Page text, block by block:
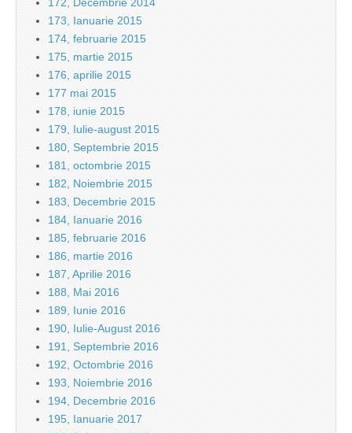
172, Decembrie 2014
173, Ianuarie 2015
174, februarie 2015
175, martie 2015
176, aprilie 2015
177 mai 2015
178, iunie 2015
179, Iulie-august 2015
180, Septembrie 2015
181, octombrie 2015
182, Noiembrie 2015
183, Decembrie 2015
184, Ianuarie 2016
185, februarie 2016
186, martie 2016
187, Aprilie 2016
188, Mai 2016
189, Iunie 2016
190, Iulie-August 2016
191, Septembrie 2016
192, Octombrie 2016
193, Noiembrie 2016
194, Decembrie 2016
195, Ianuarie 2017